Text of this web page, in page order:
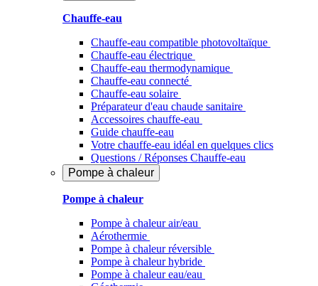
Chauffe-eau
Chauffe-eau compatible photovoltaïque
Chauffe-eau électrique
Chauffe-eau thermodynamique
Chauffe-eau connecté
Chauffe-eau solaire
Préparateur d'eau chaude sanitaire
Accessoires chauffe-eau
Guide chauffe-eau
Votre chauffe-eau idéal en quelques clics
Questions / Réponses Chauffe-eau
Pompe à chaleur
Pompe à chaleur
Pompe à chaleur air/eau
Aérothermie
Pompe à chaleur réversible
Pompe à chaleur hybride
Pompe à chaleur​ eau/eau